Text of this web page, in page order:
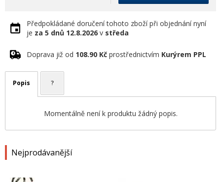
Nejprodávanější
Předpokládané doručení tohoto zboží při objednání nyní
je za 5 dnů 12.8.2026 v středa
Doprava již od 108.90 Kč prostřednictvím Kurýrem PPL
Popis ?
Momentálně není k produktu žádný popis.